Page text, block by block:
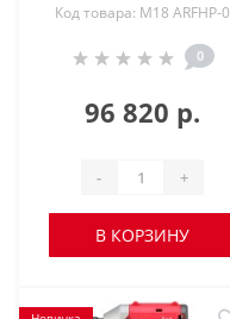
Код товара: M18 ARFHP-0
0
96 820 р.
- +
В КОРЗИНУ